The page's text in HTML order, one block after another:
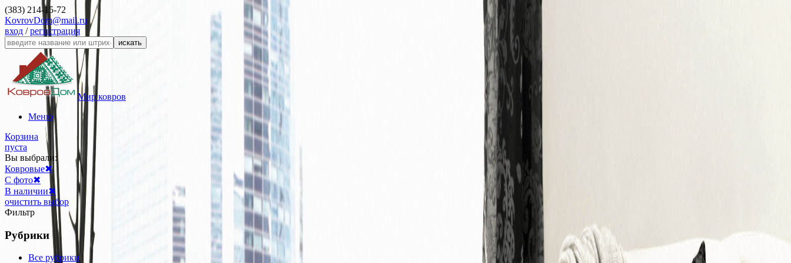
(383) 214-15-72
KovrovDom@mail.ru
вход /регистрация
искать
Мир ковров
Меню
Корзина
пуста
Вы выбрали:
Ковровые✖
С фото✖
В наличии✖
очистить выбор
Фильтр
Рубрики
Все рубрики